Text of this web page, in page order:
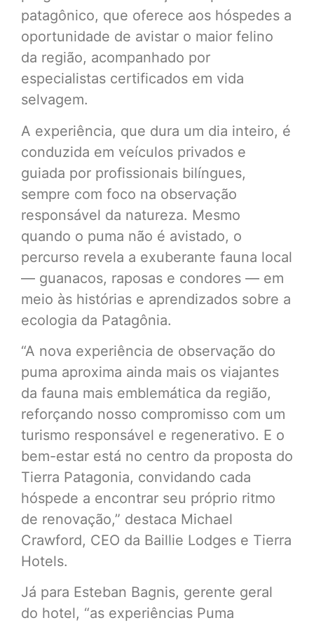
patagônico, que oferece aos hóspedes a
oportunidade de avistar o maior felino
da região, acompanhado por
especialistas certificados em vida
selvagem.
A experiência, que dura um dia inteiro, é
conduzida em veículos privados e
guiada por profissionais bilíngues,
sempre com foco na observação
responsável da natureza. Mesmo
quando o puma não é avistado, o
percurso revela a exuberante fauna local
— guanacos, raposas e condores — em
meio às histórias e aprendizados sobre a
ecologia da Patagônia.
“A nova experiência de observação do
puma aproxima ainda mais os viajantes
da fauna mais emblemática da região,
reforçando nosso compromisso com um
turismo responsável e regenerativo. E o
bem-estar está no centro da proposta do
Tierra Patagonia, convidando cada
hóspede a encontrar seu próprio ritmo
de renovação,” destaca Michael
Crawford, CEO da Baillie Lodges e Tierra
Hotels.
Já para Esteban Bagnis, gerente geral
do hotel, “as experiências Puma